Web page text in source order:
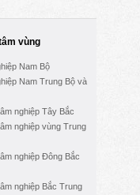
vùng
Nam Bộ
Nam Trung Bộ và
nghiệp Tây Bắc
nghiệp vùng Trung
nghiệp Đông Bắc
nghiệp Bắc Trung